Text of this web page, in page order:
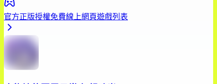
官方正版授權免費線上網頁遊戲列表